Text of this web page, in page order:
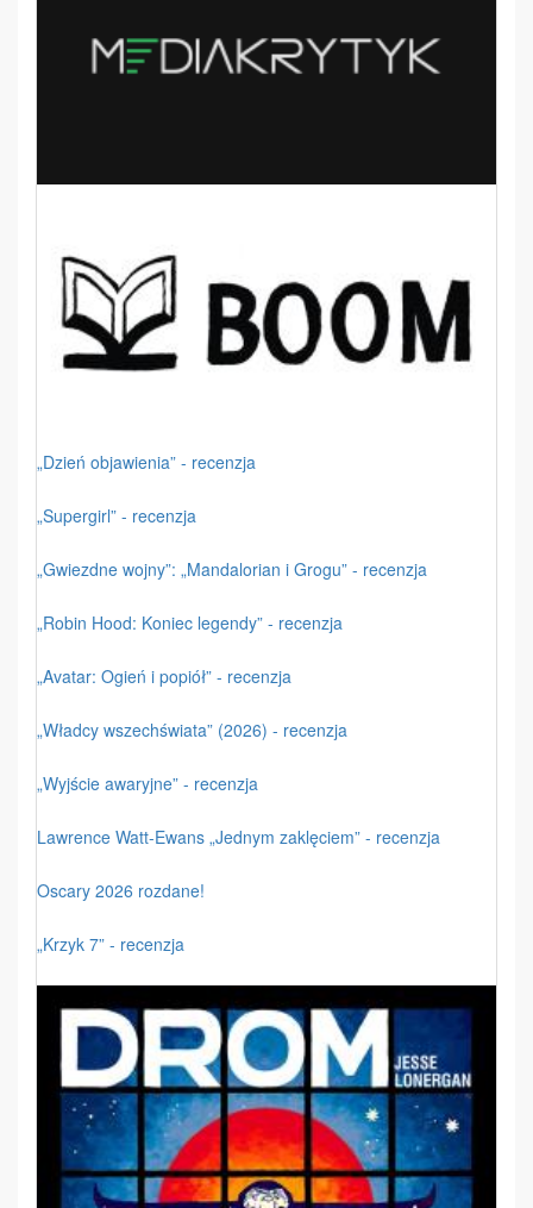
„Dzień objawienia” - recenzja
„Supergirl” - recenzja
„Gwiezdne wojny”: „Mandalorian i Grogu” - recenzja
„Robin Hood: Koniec legendy” - recenzja
„Avatar: Ogień i popiół” - recenzja
„Władcy wszechświata” (2026) - recenzja
„Wyjście awaryjne” - recenzja
Lawrence Watt-Ewans „Jednym zaklęciem” - recenzja
Oscary 2026 rozdane!
„Krzyk 7” - recenzja